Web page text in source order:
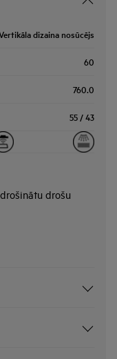
dizaina nosūcējs
60
760.0
55 / 43
drošu